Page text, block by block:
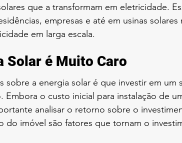
que a transformam em eletricidade.
empresas e até em usinas
em larga escala.
Solar é Muito Caro
sobre a energia solar é que investir em um
Embora o custo inicial para instalação de
analisar o retorno sobre o
do imóvel são fatores que tornam o